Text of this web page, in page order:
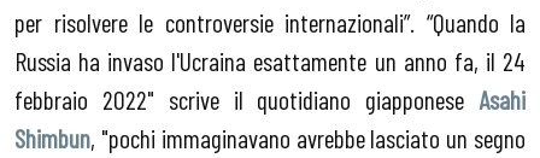
per risolvere le controversie internazionali”. “Quando la
Russia ha invaso l'Ucraina esattamente un anno fa, il 24
febbraio 2022" scrive il quotidiano giapponese Asahi
Shimbun, "pochi immaginavano avrebbe lasciato un segno